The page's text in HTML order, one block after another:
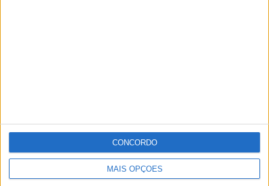
MAIS OPÇÕES
CONCORDO